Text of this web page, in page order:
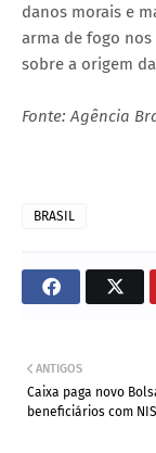
danos morais e
arma de fogo
sobre a origem
Fonte: Agência
BRASIL
ANTIGOS
Caixa paga novo
beneficiários com